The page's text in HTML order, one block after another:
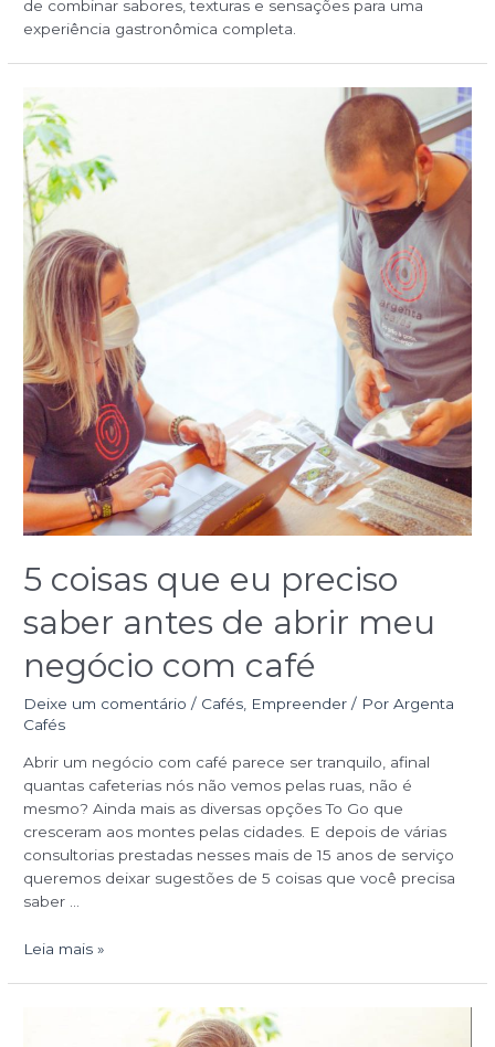
de combinar sabores, texturas e sensações para uma
experiência gastronômica completa.
5 coisas que eu preciso
saber antes de abrir meu
negócio com café
Deixe um comentário / Cafés Empreender / PorArgenta
Cafés
Abrir um negócio com café parece ser tranquilo, afinal
quantas cafeterias nós não vemos pelas ruas, não é
mesmo? Ainda mais as diversas opções To Go que
cresceram aos montes pelas cidades. E depois de várias
consultorias prestadas nesses mais de 15 anos de serviço
queremos deixar sugestões de 5 coisas que você precisa
saber …
5
coisas
que
eu
preciso
saber
antes
de
abrir
meu
negócio
com
café
Leia mais »